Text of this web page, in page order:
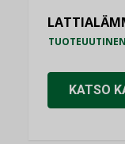
TUOTEUUTINEN
KATSO